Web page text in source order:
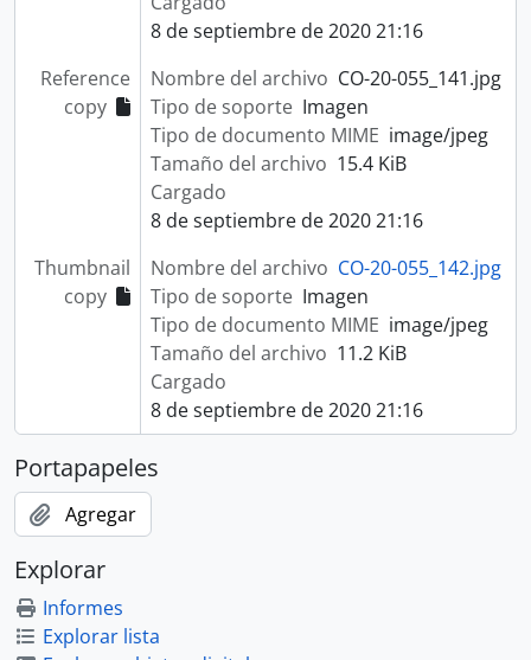
8 de septiembre de 2020 21:16
Reference
copy
Nombre del archivo CO-20-055_141.jpg
Tipo de soporte Imagen
Tipo de documento MIME image/jpeg
Tamaño del archivo 15.4 KiB
Cargado
8 de septiembre de 2020 21:16
Thumbnail
copy
Nombre del archivo CO-20-055_142.jpg
Tipo de soporte Imagen
Tipo de documento MIME image/jpeg
Tamaño del archivo 11.2 KiB
Cargado
8 de septiembre de 2020 21:16
Portapapeles
Agregar
Explorar
Informes
Explorar lista